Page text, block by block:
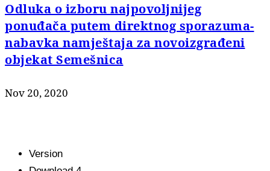
Odluka o izboru najpovoljnijeg
ponuđača putem direktnog sporazuma-
nabavka namještaja za novoizgrađeni
objekat Semešnica
Nov 20, 2020
Version